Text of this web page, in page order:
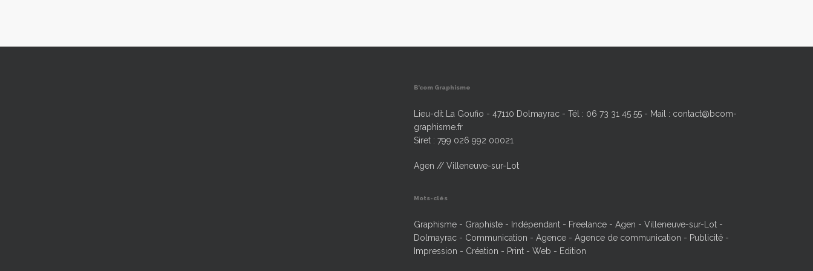
B’com Graphisme
Lieu-dit La Goufio - 47110 Dolmayrac - Tél : 06 73 31 45 55 - Mail : contact@bcom-
graphisme.fr
Siret : 799 026 992 00021
Agen // Villeneuve-sur-Lot
Mots-clés
Graphisme - Graphiste - Indépendant - Freelance - Agen - Villeneuve-sur-Lot -
Dolmayrac - Communication - Agence - Agence de communication - Publicité -
Impression - Création - Print - Web - Edition